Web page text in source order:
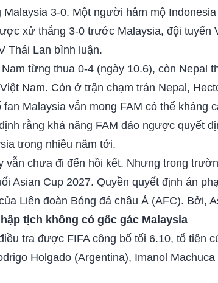
3-0. Một người hâm mộ
xử thắng 3-0 trước Malaysia, đội
Thái Lan bình luận.
từng thua 0-4 (ngày 10.6), còn Nepal
Nam. Còn ở trận chạm trán Nepal,
fan Malaysia vẫn mong FAM có thể
rằng khả năng FAM đảo ngược quyết
trong nhiều năm tới.
vẫn chưa đi đến hồi kết. Nhưng trong
Asian Cup 2027. Quyền quyết định án
Liên đoàn Bóng đá châu Á (AFC). Bởi,
tịch không có gốc gác Malaysia
tra được FIFA công bố tối 6.10, tổ tiên
Holgado (Argentina), Imanol